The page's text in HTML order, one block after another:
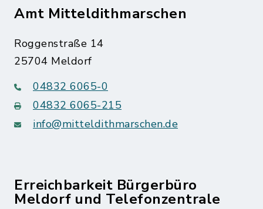
Amt Mitteldithmarschen
Roggenstraße 14
25704 Meldorf
04832 6065-0
04832 6065-215
info@mitteldithmarschen.de
Erreichbarkeit Bürgerbüro
Meldorf und Telefonzentrale